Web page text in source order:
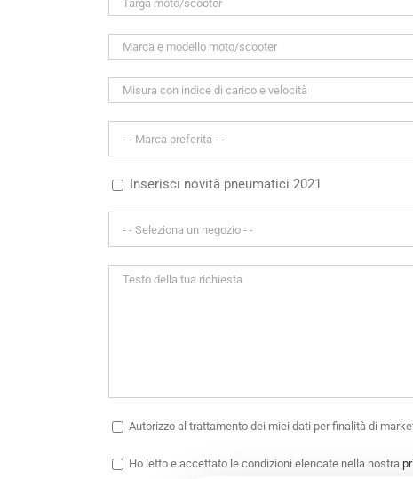
Inserisci novità pneumatici 2021
Autorizzo al trattamento dei miei dati per finalità di
Ho letto e accettato le condizioni elencate nella nostra